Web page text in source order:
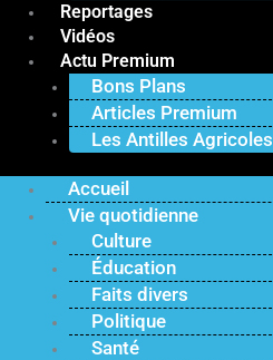
Reportages
Vidéos
Actu Premium
Bons Plans
Articles Premium
Les Antilles Agricoles
Accueil
Vie quotidienne
Culture
Éducation
Faits divers
Politique
Santé